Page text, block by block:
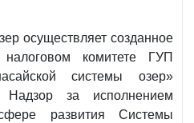
осуществляет созданное
налоговом комитете ГУП
системы озер»
за исполнением
развития Системы